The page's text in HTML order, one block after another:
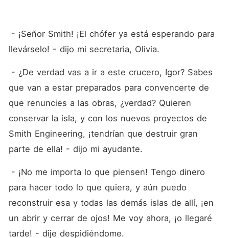
llevárselo! - dijo mi secretaria, Olivia.
que van a estar preparados para convencerte de
que renuncies a las obras, ¿verdad? Quieren
conservar la isla, y con los nuevos proyectos de
Smith Engineering, ¡tendrían que destruir gran
parte de ella! - dijo mi ayudante.
para hacer todo lo que quiera, y aún puedo
reconstruir esa y todas las demás islas de allí, ¡en
un abrir y cerrar de ojos! Me voy ahora, ¡o llegaré
tarde! - dije despidiéndome.